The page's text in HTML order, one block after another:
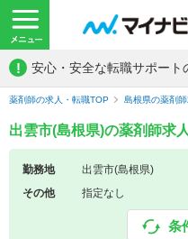
! 安心・安全な転職サポート
薬剤師の求人・転職TOP 島根県の薬剤師
出雲市(島根県)の薬剤師求
勤務地
出雲市(島根県)
その他
指定なし
条